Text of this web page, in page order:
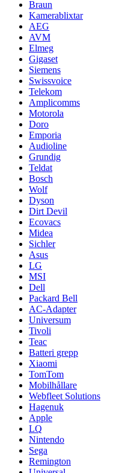
Braun
Kamerablixtar
AEG
AVM
Elmeg
Gigaset
Siemens
Swissvoice
Telekom
Amplicomms
Motorola
Doro
Emporia
Audioline
Grundig
Teldat
Bosch
Wolf
Dyson
Dirt Devil
Ecovacs
Midea
Sichler
Asus
LG
MSI
Dell
Packard Bell
AC-Adapter
Universum
Tivoli
Teac
Batteri grepp
Xiaomi
TomTom
Mobilhållare
Webfleet Solutions
Hagenuk
Apple
LQ
Nintendo
Sega
Remington